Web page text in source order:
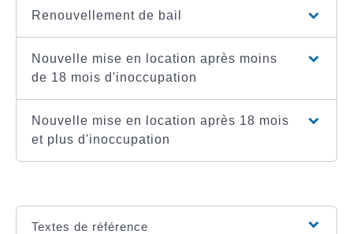
Renouvellement de bail
Nouvelle mise en location après moins
de 18 mois d'inoccupation
Nouvelle mise en location après 18 mois
et plus d'inoccupation
Textes de référence